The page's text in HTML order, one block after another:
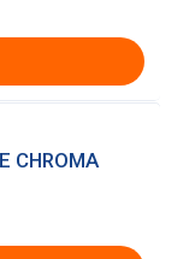
CHROMA